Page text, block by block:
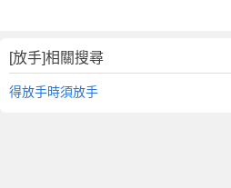
[放手]相關搜尋
得放手時須放手